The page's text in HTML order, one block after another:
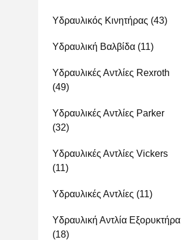
Υδραυλικός Κινητήρας (43)
Υδραυλική Βαλβίδα (11)
Υδραυλικές Αντλίες Rexroth
(49)
Υδραυλικές Αντλίες Parker
(32)
Υδραυλικές Αντλίες Vickers
(11)
Υδραυλικές Αντλίες (11)
Υδραυλική Αντλία Εξορυκτήρα
(18)